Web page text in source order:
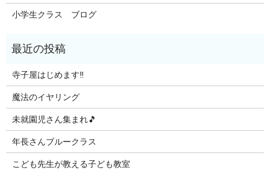
小学生クラス ブログ
寺子屋はじめます‼️
魔法のイヤリング
未就園児さん集まれ🎵
年長さんブルークラス
こども先生が教える子ども教室